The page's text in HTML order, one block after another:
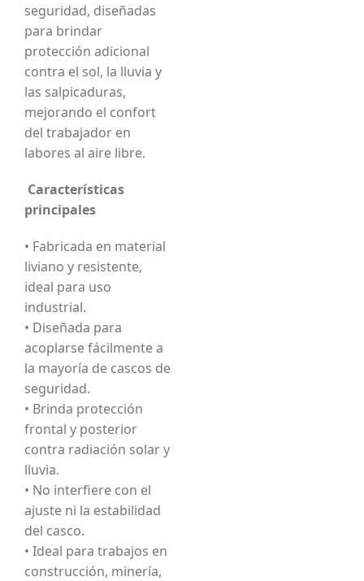
seguridad, diseñadas
para brindar
protección adicional
contra el sol, la lluvia y
las salpicaduras,
mejorando el confort
del trabajador en
labores al aire libre.
Características
principales
• Fabricada en material
liviano y resistente,
ideal para uso
industrial.
• Diseñada para
acoplarse fácilmente a
la mayoría de cascos de
seguridad.
• Brinda protección
frontal y posterior
contra radiación solar y
lluvia.
• No interfiere con el
ajuste ni la estabilidad
del casco.
• Ideal para trabajos en
construcción, minería,